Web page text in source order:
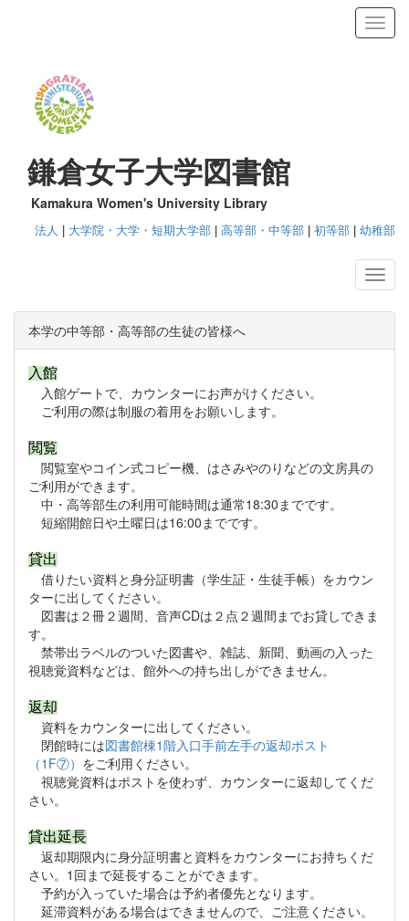
鎌倉女子大学図書館
Kamakura Women's University Library
法人 | 大学院・大学・短期大学部 | 高等部・中等部 | 初等部 | 幼稚部
本学の中等部・高等部の生徒の皆様へ
入館
入館ゲートで、カウンターにお声がけください。
ご利用の際は制服の着用をお願いします。
閲覧
閲覧室やコイン式コピー機、はさみやのりなどの文房具の
ご利用ができます。
中・高等部生の利用可能時間は通常18:30までです。
短縮開館日や土曜日は16:00までです。
貸出
借りたい資料と身分証明書（学生証・生徒手帳）をカウン
ターに出してください。
図書は２冊２週間、音声CDは２点２週間までお貸しできま
す。
禁帯出ラベルのついた図書や、雑誌、新聞、動画の入った
視聴覚資料などは、館外への持ち出しができません。
返却
資料をカウンターに出してください。
閉館時には図書館棟1階入口手前左手の返却ポスト
（1F⑦） をご利用ください。
視聴覚資料はポストを使わず、カウンターに返却してくだ
さい。
貸出延長
返却期限内に身分証明書と資料をカウンターにお持ちくだ
さい。1回まで延長することができます。
予約が入っていた場合は予約者優先となります。
延滞資料がある場合はできませんので、ご注意ください。